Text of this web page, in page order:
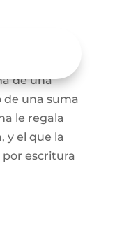
es que una
de una
de una suma
le regala
y el que la
por escritura